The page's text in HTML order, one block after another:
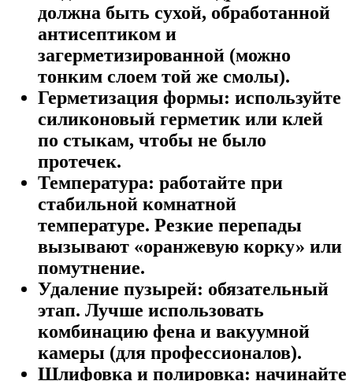
должна быть сухой, обработанной
антисептиком и
загерметизированной (можно
тонким слоем той же смолы).
Герметизация формы: используйте
силиконовый герметик или клей
по стыкам, чтобы не было
протечек.
Температура: работайте при
стабильной комнатной
температуре. Резкие перепады
вызывают «оранжевую корку» или
помутнение.
Удаление пузырей: обязательный
этап. Лучше использовать
комбинацию фена и вакуумной
камеры (для профессионалов).
Шлифовка и полировка: начинайте